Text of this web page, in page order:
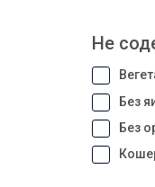
Не
Без
Без